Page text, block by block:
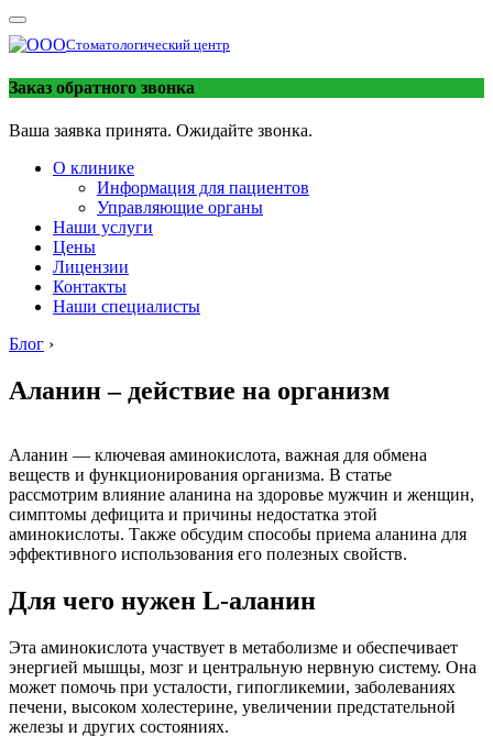
Стоматологический центр
Заказ обратного звонка
Ваша заявка принята. Ожидайте звонка.
О клинике
Информация для пациентов
Управляющие органы
Наши услуги
Цены
Лицензии
Контакты
Наши специалисты
Блог ›
Аланин – действие на организм
Аланин — ключевая аминокислота, важная для обмена
веществ и функционирования организма. В статье
рассмотрим влияние аланина на здоровье мужчин и женщин,
симптомы дефицита и причины недостатка этой
аминокислоты. Также обсудим способы приема аланина для
эффективного использования его полезных свойств.
Для чего нужен L-аланин
Эта аминокислота участвует в метаболизме и обеспечивает
энергией мышцы, мозг и центральную нервную систему. Она
может помочь при усталости, гипогликемии, заболеваниях
печени, высоком холестерине, увеличении предстательной
железы и других состояниях.